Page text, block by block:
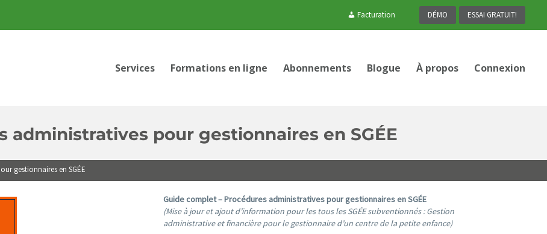
Facturation DÉMO ESSAI GRATUIT!
Services Formations en ligne Abonnements Blogue À propos Connexion
administratives pour gestionnaires en SGÉE
gestionnaires en SGÉE
Guide complet – Procédures administratives pour gestionnaires en SGÉE
(Mise à jour et ajout d’information pour les tous les SGÉE subventionnés : Gestion
administrative et financière pour le gestionnaire d’un centre de la petite enfance)